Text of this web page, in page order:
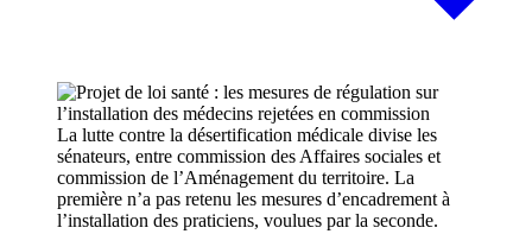
La lutte contre la désertification médicale divise les
sénateurs, entre commission des Affaires sociales et
commission de l’Aménagement du territoire. La
première n’a pas retenu les mesures d’encadrement à
l’installation des praticiens, voulues par la seconde.